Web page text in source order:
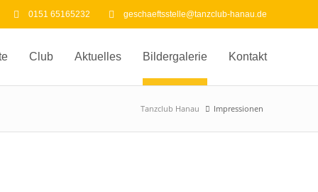
0151 65165232 geschaeftsstelle@tanzclub-hanau.de
Club Aktuelles Bildergalerie Kontakt
Tanzclub Hanau Impressionen